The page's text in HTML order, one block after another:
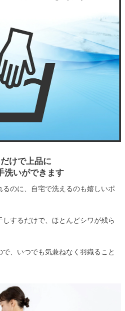
けで上品に
洗いができます
のに、自宅で洗えるのも嬉しいポ
するだけで、ほとんどシワが残ら
、いつでも気兼ねなく羽織ること